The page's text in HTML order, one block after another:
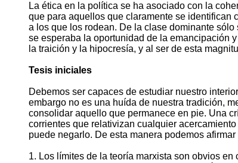
La ética en la política se ha asociado con la
que para aquellos que claramente se identifican
a los que los rodean. De la clase dominante
se esperaba la oportunidad de la emancipación
la traición y la hipocresía, y al ser de esta
Tesis iniciales
Debemos ser capaces de estudiar nuestro
embargo no es una huída de nuestra tradición,
consolidar aquello que permanece en pie. Una
corrientes que relativizan cualquier
puede negarlo. De esta manera podemos afirmar
1. Los límites de la teoría marxista son obvios